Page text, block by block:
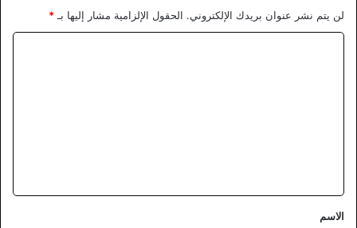
لن يتم نشر عنوان بريدك الإلكتروني. الحقول الإلزامية مشار إليها بـ*
*
الاسم